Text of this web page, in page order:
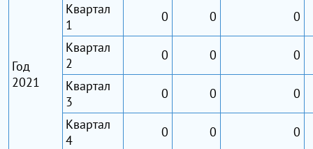
Год
2021
Квартал
1
0 0
0
Квартал
2
0 0
0
Квартал
3
0 0
0
Квартал
4
0 0 0